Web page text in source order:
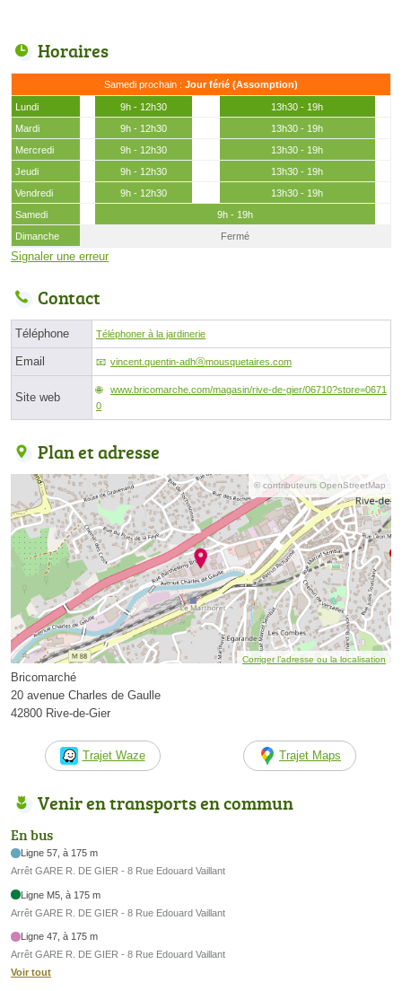
Horaires
Samedi prochain : Jour férié (Assomption)
Lundi 9h - 12h30
13h30 - 19h
Mardi
9h - 12h30
13h30 - 19h
Mercredi
9h - 12h30
13h30 - 19h
Jeudi
9h - 12h30
13h30 - 19h
Vendredi
9h - 12h30
13h30 - 19h
Samedi
9h - 19h
Dimanche
Fermé
Signaler une erreur
Contact
Téléphone Téléphoner à la jardinerie
Email vincent.quentin-adhⓐmousquetaires.com
Site web
www.bricomarche.com/magasin/rive-de-gier/06710?store=0671
0
Plan et adresse
© contributeurs OpenStreetMap
Corriger l’adresse ou la localisation
Bricomarché
20 avenue Charles de Gaulle
42800 Rive-de-Gier
Trajet Waze Trajet Maps
Venir en transports en commun
En bus
Ligne 57, à 175 m
Arrêt GARE R. DE GIER - 8 Rue Edouard Vaillant
Ligne M5, à 175 m
Arrêt GARE R. DE GIER - 8 Rue Edouard Vaillant
Ligne 47, à 175 m
Arrêt GARE R. DE GIER - 8 Rue Edouard Vaillant
Voir tout